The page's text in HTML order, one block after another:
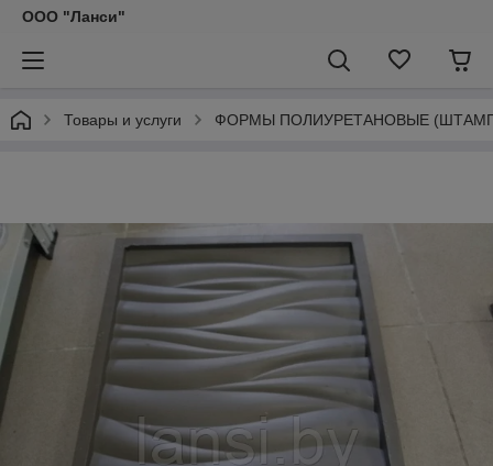
ООО "Ланси"
Товары и услуги ФОРМЫ ПОЛИУРЕТАНОВЫЕ